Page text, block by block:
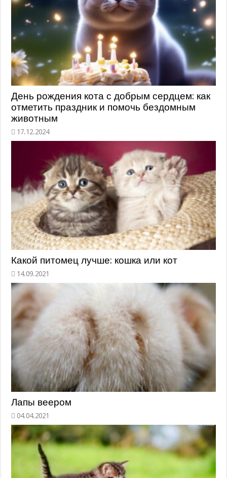
День рождения кота с добрым сердцем: как
отметить праздник и помочь бездомным
животным
Какой питомец лучше: кошка или кот
Лапы веером